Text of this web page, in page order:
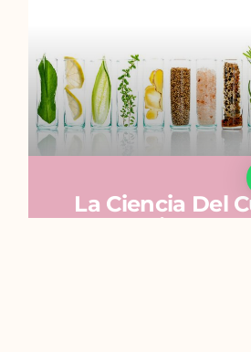
La Ciencia Del
De La Piel: